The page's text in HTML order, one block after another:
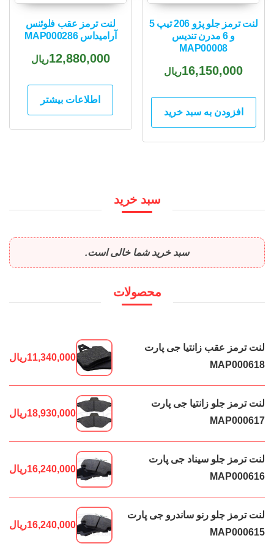
لنت ترمز جلو پژو 206 تیپ 5
و 6 مدرن تندیس
MAP00008
16,150,000ریال
افزودن به سبد خرید
لنت ترمز عقب فلوئنس
آرامیداس MAP000286
12,880,000ریال
اطلاعات بیشتر
سبد خرید
سبد خرید شما خالی است.
محصولات
لنت ترمز عقب زانتیا جی پارت
MAP000618
11,340,000ریال
لنت ترمز جلو زانتیا جی پارت
MAP000617
18,930,000ریال
لنت ترمز جلو سیناد جی پارت
MAP000616
16,240,000ریال
لنت ترمز جلو رنو ساندرو جی پارت
MAP000615
16,240,000ریال